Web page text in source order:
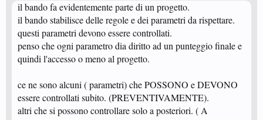
il bando fa evidentemente parte di un progetto.
il bando stabilisce delle regole e dei parametri da rispettare.
questi parametri devono essere controllati.
penso che ogni parametro dia diritto ad un punteggio finale e
quindi l'accesso o meno al progetto.
ce ne sono alcuni ( parametri) che POSSONO e DEVONO
essere controllati subito. (PREVENTIVAMENTE).
altri che si possono controllare solo a posteriori. ( A